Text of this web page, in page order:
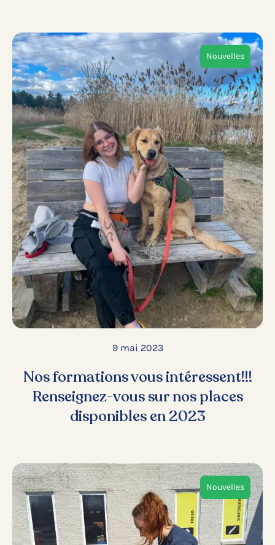
Nouvelles
9 mai 2023
Nos formations vous intéressent!!!
Renseignez-vous sur nos places
disponibles en 2023
Nouvelles